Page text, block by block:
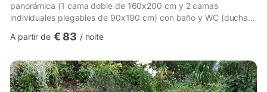
panorámica (1 cama doble de 160x200 cm y 2 camas
individuales plegables de 90x190 cm) con baño y WC (ducha),
reversible. Chromecast. Escalera de caracol de piedra para
de 1569. Preciosa casa de campo que data del año 1569,
situada en el pueblo de Bellentre. Habitación de invitados con
mucho carácter....
A partir de € 83 / noite